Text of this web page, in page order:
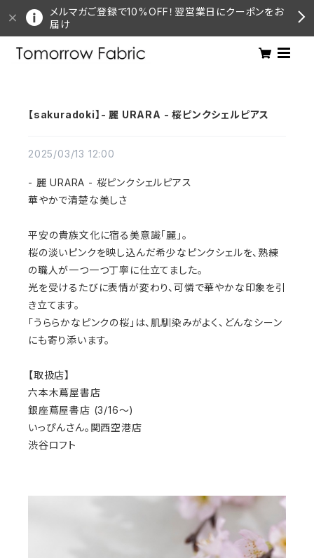
メルマガご登録で10%OFF！翌営業日にクーポンをお
届け
【sakuradoki】- 麗 URARA - 桜ピンクシェルピアス
2025/03/13 12:00
- 麗 URARA - 桜ピンクシェルピアス
華やかで清楚な美しさ
平安の貴族文化に宿る美意識「麗」。
桜の淡いピンクを映し込んだ希少なピンクシェルを、熟練
の職人が一つ一つ丁寧に仕立てました。
光を受けるたびに表情が変わり、可憐で華やかな印象を引
き立てます。
「うららかなピンクの桜」は、肌馴染みがよく、どんなシーン
にも寄り添います。
【取扱店】
六本木蔦屋書店
銀座蔦屋書店 (3/16〜)
いっぴんさん。関西空港店
渋谷ロフト